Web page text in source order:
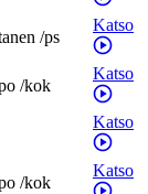
/ps
Katso
/kok
Katso
Katso
/kok
Katso